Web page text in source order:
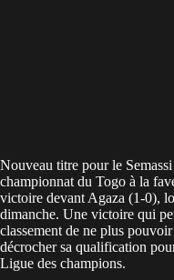
Nouveau titre pour le
championnat du Togo à la
victoire devant Agaza (1-0),
dimanche. Une victoire qui
classement de ne plus
décrocher sa qualification
Ligue des champions.